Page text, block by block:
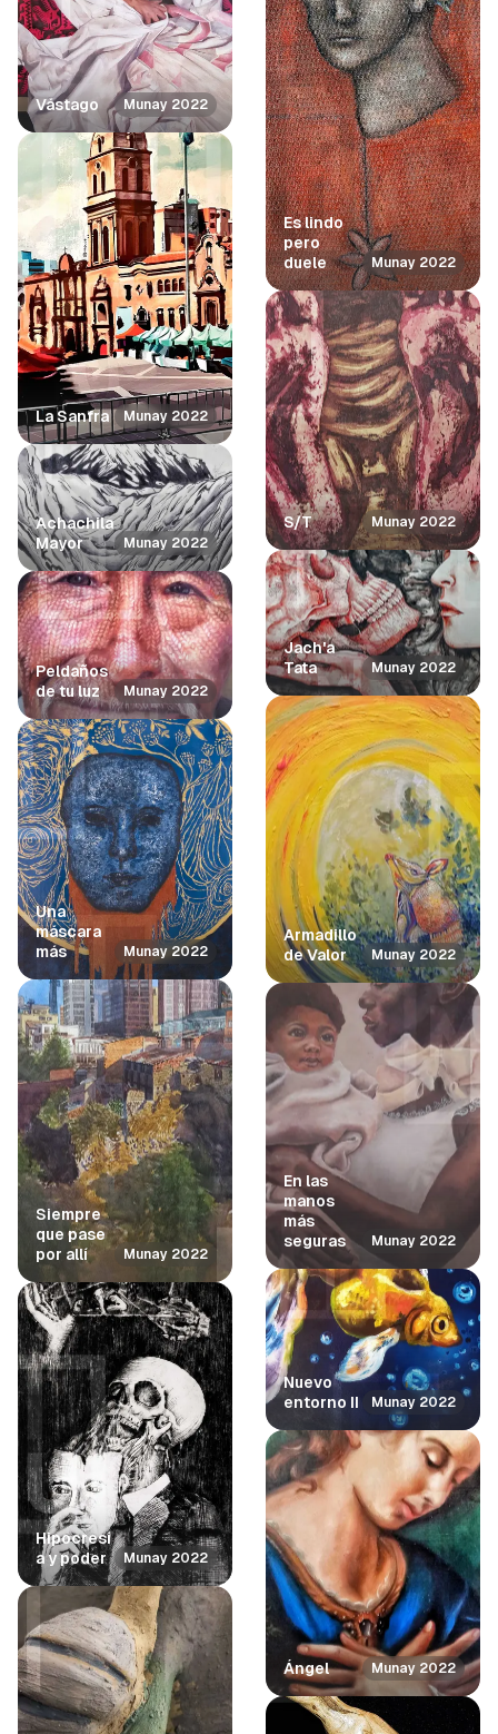
Vástago Munay 2022
La Sanfra Munay 2022
Achachila
Mayor
Munay 2022
Peldaños
de tu luz
Munay 2022
Una
máscara
más
Munay 2022
Siempre
que pase
por allí
Munay 2022
Hipocresí
a y poder
Munay 2022
Es lindo
pero
duele
Munay 2022
S/T Munay 2022
Jach'a
Tata
Munay 2022
Armadillo
de Valor
Munay 2022
En las
manos
más
seguras
Munay 2022
Nuevo
entorno II
Munay 2022
Ángel Munay 2022